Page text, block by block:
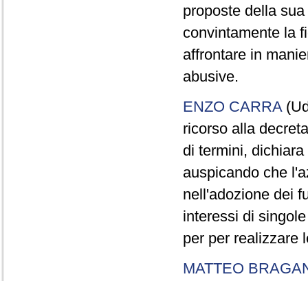
proposte della
convintamente la
affrontare in
abusive.
ENZO CARRA
ricorso alla
di termini,
auspicando che
nell'adozione dei
interessi di
per per realizzare
MATTEO